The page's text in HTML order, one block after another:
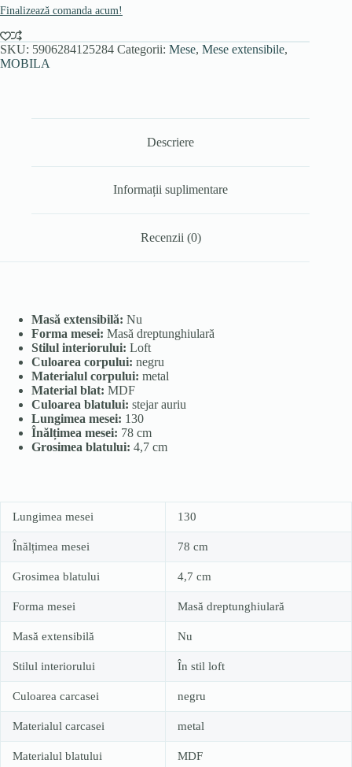
Finalizează comanda acum!
SKU: 5906284125284 Categorii: Mese, Mese extensibile,
MOBILA
Descriere
Informații suplimentare
Recenzii (0)
Masă extensibilă: Nu
Forma mesei: Masă dreptunghiulară
Stilul interiorului: Loft
Culoarea corpului: negru
Materialul corpului: metal
Material blat: MDF
Culoarea blatului: stejar auriu
Lungimea mesei: 130
Înălțimea mesei: 78 cm
Grosimea blatului: 4,7 cm
Lungimea mesei 130
Înălțimea mesei 78 cm
Grosimea blatului 4,7 cm
Forma mesei Masă dreptunghiulară
Masă extensibilă Nu
Stilul interiorului În stil loft
Culoarea carcasei negru
Materialul carcasei metal
Materialul blatului MDF